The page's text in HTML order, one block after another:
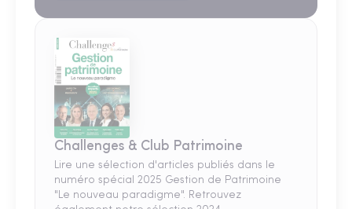
Challenges & Club Patrimoine
Lire une sélection d'articles publiés dans le
numéro spécial 2025 Gestion de Patrimoine
"Le nouveau paradigme". Retrouvez